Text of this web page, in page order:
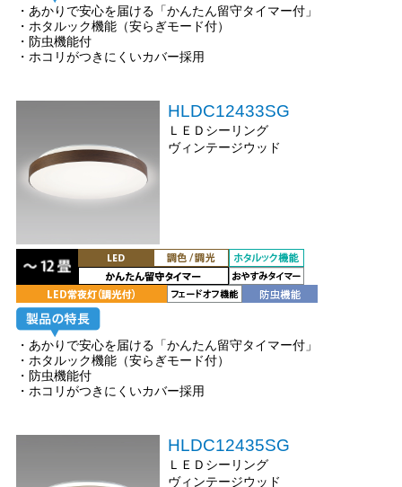
・あかりで安心を届ける「かんたん留守タイマー付」
・ホタルック機能（安らぎモード付）
・防虫機能付
・ホコリがつきにくいカバー採用
HLDC12433SG
ＬＥＤシーリング
ヴィンテージウッド
・あかりで安心を届ける「かんたん留守タイマー付」
・ホタルック機能（安らぎモード付）
・防虫機能付
・ホコリがつきにくいカバー採用
HLDC12435SG
ＬＥＤシーリング
ヴィンテージウッド